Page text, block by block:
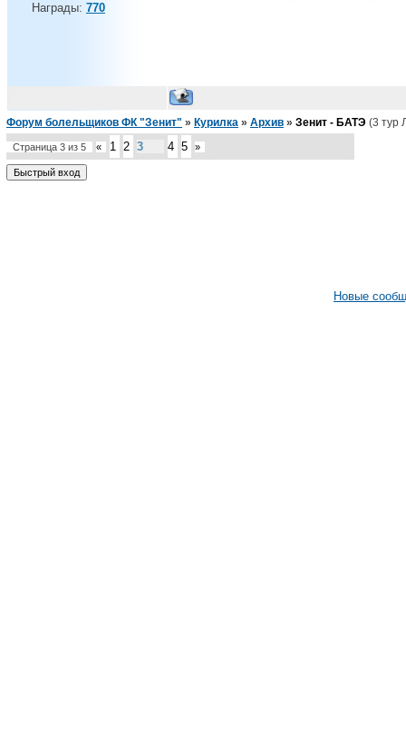
Награды: 770
Форум болельщиков ФК "Зенит" » Курилка » Архив » Зенит - БАТЭ (3 тур
Страница 3 из 5 « 1 2 3 4 5 »
Новые